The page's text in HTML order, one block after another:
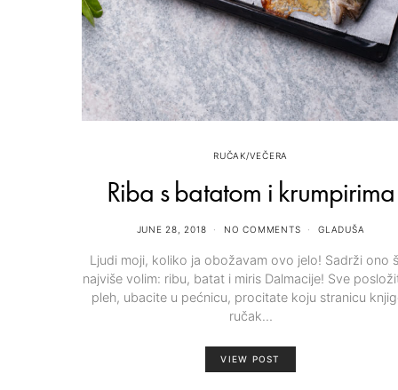
RUČAK/VEČERA
Riba s batatom i krumpirima
JUNE 28, 2018 NO COMMENTS GLADUŠA
Ljudi moji, koliko ja obožavam ovo jelo! Sadrži ono
najviše volim: ribu, batat i miris Dalmacije!⁣ Sve
pleh, ubacite u pećnicu, procitate koju stranicu
ručak…
VIEW POST